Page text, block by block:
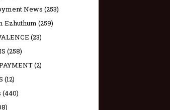
News (253)
Ezhuthum (259)
(23)
(258)
(2)
(12)
(440)